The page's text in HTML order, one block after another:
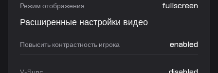
Режим отображения fullscreen
Расширенные настройки видео
Повысить контрастность игрока enabled